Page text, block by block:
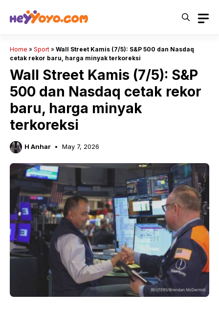
Home » Sport » Wall Street Kamis (7/5): S&P 500 dan Nasdaq
cetak rekor baru, harga minyak terkoreksi
Wall Street Kamis (7/5): S&P
500 dan Nasdaq cetak rekor
baru, harga minyak
terkoreksi
H Anhar May 7, 2026